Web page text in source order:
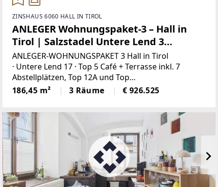
ZINSHAUS 6060 HALL IN TIROL
ANLEGER Wohnungspaket-3 – Hall in
Tirol | Salzstadel Untere Lend 3
Wohneinheiten | ca. 186m² Nutzfläche
ANLEGER-WOHNUNGSPAKET 3 Hall in Tirol
· Untere Lend 17 · Top 5 Café + Terrasse inkl. 7
Abstellplätzen, Top 12A und Top
12BInvestieren in Substanz, Standort und Entwicklu
ngsspielraum.Das angebotene Wohnungseigentum
186,45 m² 3 Räume € 926.525